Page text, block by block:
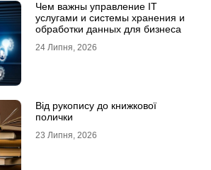
Чем важны управление IT
услугами и системы хранения и
обработки данных для бизнеса
24 Липня, 2026
Від рукопису до книжкової
полички
23 Липня, 2026